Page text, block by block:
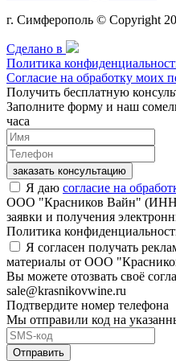
г. Симферополь © Copyright
Сделано в
Политика
Согласие на обработку моих
Получить бесплатную
Заполните форму и наш
часа
заказать консультацию
Я даю согласие на
ООО "Красников Вайн" (ИНН
заявки и получения
Политика
Я согласен получать
материалы от ООО
Вы можете отозвать своё
sale@krasnikovwine.ru
Подтвердите номер телефона
Мы отправили код на
Отправить